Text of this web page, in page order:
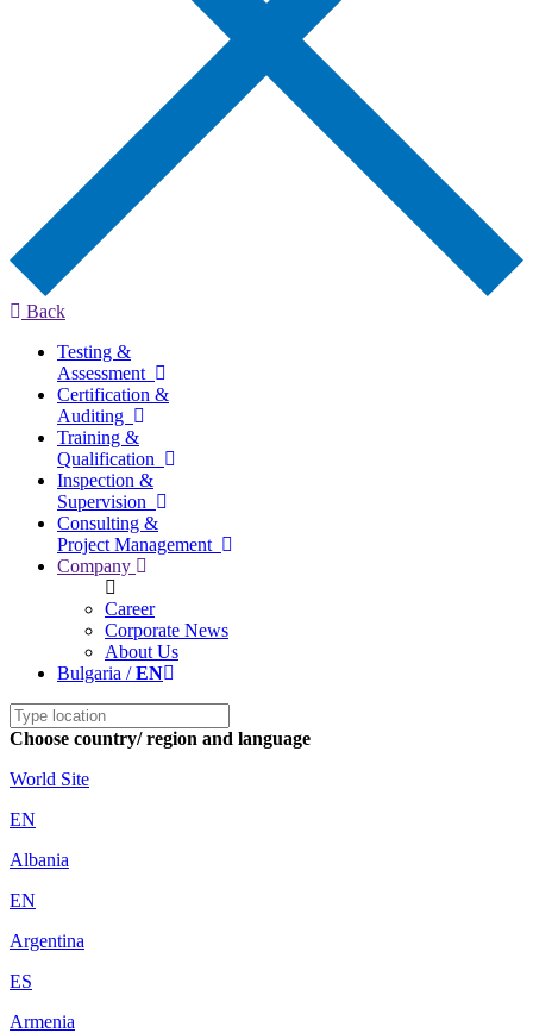
Back
Testing &
Assessment
Certification &
Auditing
Training &
Qualification
Inspection &
Supervision
Consulting &
Project Management
Company
Career
Corporate News
About Us
Bulgaria /EN
Choose country/ region and language
World Site
EN
Albania
EN
Argentina
ES
Armenia